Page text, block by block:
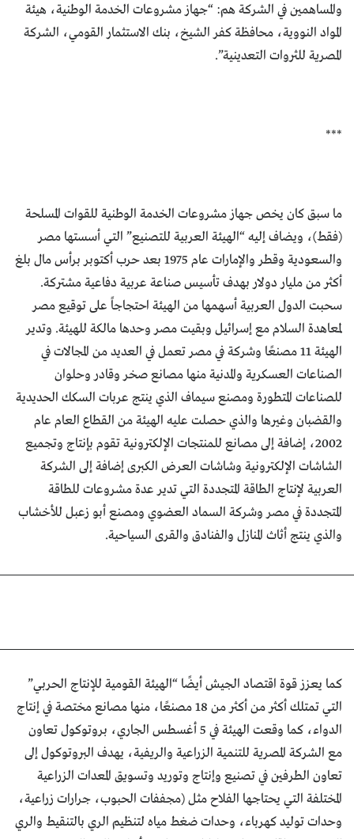
والمساهمين في الشركة هم: “جهاز مشروعات الخدمة الوطنية، هيئة
المواد النووية، محافظة كفـر الشيـخ، بنــــــك الاستثمار القومي، الشركة
المصرية للثروات التعدينية”.
***
ما سبق كان يخص جهاز مشروعات الخدمة الوطنية للقوات المسلحة
(فقط)، ويضاف إليه “الهيئة العربية للتصنيع” التي أسستها مصر
والسعودية وقطر والإمارات عام 1975 بعد حرب أكتوبر برأس مال بلغ
أكثر من مليار دولار بهدف تأسيس صناعة عربية دفاعية مشتركة.
سحبت الدول العربية أسهمها من الهيئة احتجاجاً على توقيع مصر
لمعاهدة السلام مع إسرائيل وبقيت مصر وحدها مالكة للهيئة. وتدير
الهيئة 11 مصنعًا وشركة في مصر تعمل في العديد من المجالات في
الصناعات العسكرية والمدنية منها مصانع صخر وقادر وحلوان
للصناعات المتطورة ومصنع سيماف الذي ينتج عربات السكك الحديدية
والقضبان وغيرها والذي حصلت عليه الهيئة من القطاع العام عام
2002، إضافة إلى مصانع للمنتجات الإلكترونية تقوم بإنتاج وتجميع
الشاشات الإلكترونية وشاشات العرض الكبرى إضافة إلى الشركة
العربية لإنتاج الطاقة المتجددة التي تدير عدة مشروعات للطاقة
المتجددة في مصر وشركة السماد العضوي ومصنع أبو زعبل للأخشاب
والذي ينتج أثاث المنازل والفنادق والقرى السياحية.
كما يعزز قوة اقتصاد الجيش أيضًا “الهيئة القومية للإنتاج الحربي”
التي تمتلك أكثر من أكثر من 18 مصنعًا، منها مصانع مختصة في إنتاج
الدواء، كما وقعت الهيئة في 5 أغسطس الجاري، بروتوكول تعاون
مع الشركة المصرية للتنمية الزراعية والريفية، يهدف البروتوكول إلى
تعاون الطرفين في تصنيع وإنتاج وتوريد وتسويق المعدات الزراعية
المختلفة التي يحتاجها الفلاح مثل (مجففات الحبوب، جرارات زراعية،
وحدات توليد كهرباء، وحدات ضغط مياه لتنظيم الري بالتنقيط والري